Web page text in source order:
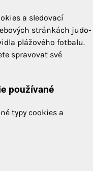
a sledovací
stránkách judo-
plážového fotbalu.
spravovat své
používané
typy cookies a